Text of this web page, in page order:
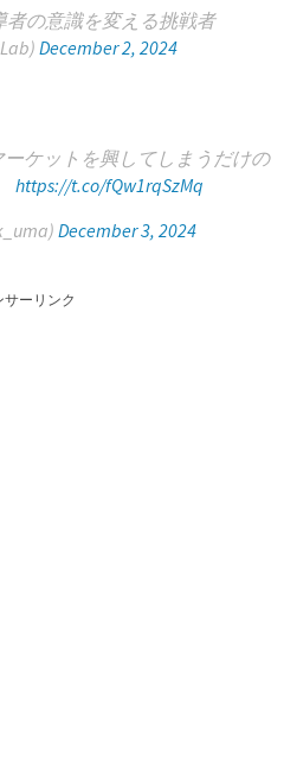
の意識を変える挑戦者
December 2, 2024
ケットを興してしまうだけの
https://t.co/fQw1rqSzMq
December 3, 2024
サーリンク